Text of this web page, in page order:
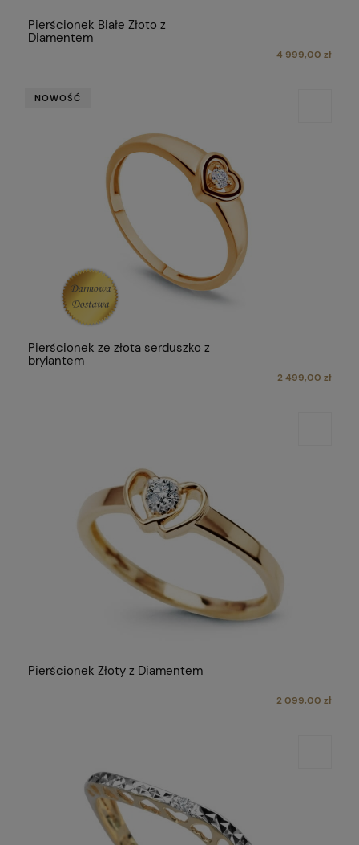
Pierścionek Białe Złoto z
Diamentem
4 999,00 zł
Pierścionek ze złota serduszko z
brylantem
2 499,00 zł
NOWOŚĆ
Pierścionek Złoty z Diamentem
2 099,00 zł